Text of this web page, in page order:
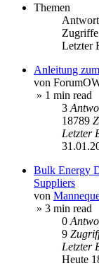
Themen
Zugriffe
Letzter
Anleitung
von
» 1 min read
3
18789
Letzter
Bulk Energy
Suppliers
von
» 3 min read
0
9
Letzter
Heute